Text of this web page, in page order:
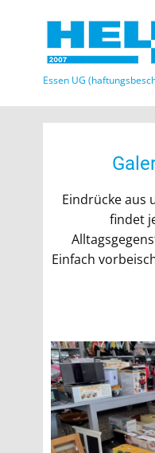
Essen UG
Eindrücke aus
findet
Einfach